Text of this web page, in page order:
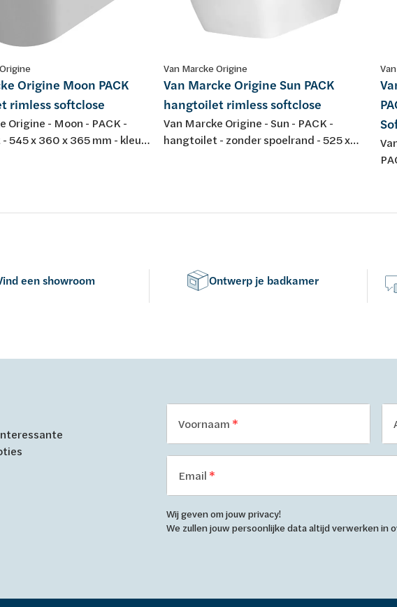
Origine Moon PACK
rimless softclose
Origine - Moon - PACK -
545 x 360 x 365 mm - kleur:
Van Marcke Origine
Van Marcke Origine Sun PACK
hangtoilet rimless softclose
Van Marcke Origine - Sun - PACK -
hangtoilet - zonder spoelrand - 525 x
een showroom Ontwerp je badkamer
Voornaam
Email
Wij geven om jouw privacy!
We zullen jouw persoonlijke data altijd verwerken in